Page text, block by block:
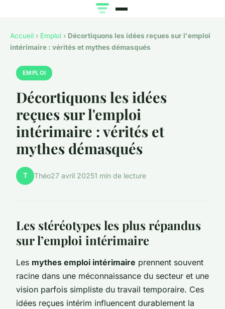
Accueil › Emploi › Décortiquons les idées reçues sur l'emploi
intérimaire : vérités et mythes démasqués
EMPLOI
Décortiquons les idées
reçues sur l'emploi
intérimaire : vérités et
mythes démasqués
T Théo27 avril 20251 min de lecture
Les stéréotypes les plus répandus
sur l’emploi intérimaire
Les mythes emploi intérimaire prennent souvent
racine dans une méconnaissance du secteur et une
vision parfois simpliste du travail temporaire. Ces
idées reçues intérim influencent durablement la